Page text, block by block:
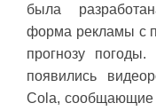
была
форма рекламы с
прогнозу
появились
Cola, сообщающие